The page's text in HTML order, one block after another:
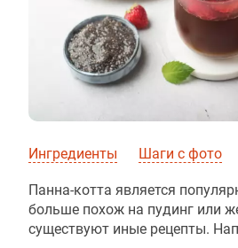
Ингредиенты Шаги с фото
Панна-котта является
больше похож на пудинг или
существуют иные рецепты.